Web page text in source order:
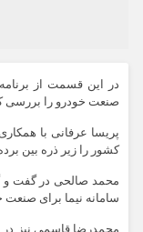
در این قسمت از
صنعت خودرو را بررسی
پریسا عرفانی با
کشور را زیر ذره بین
محمد صالحی در گفت و
سامانه نیما برای
محمدرضا قاسمی نیز در